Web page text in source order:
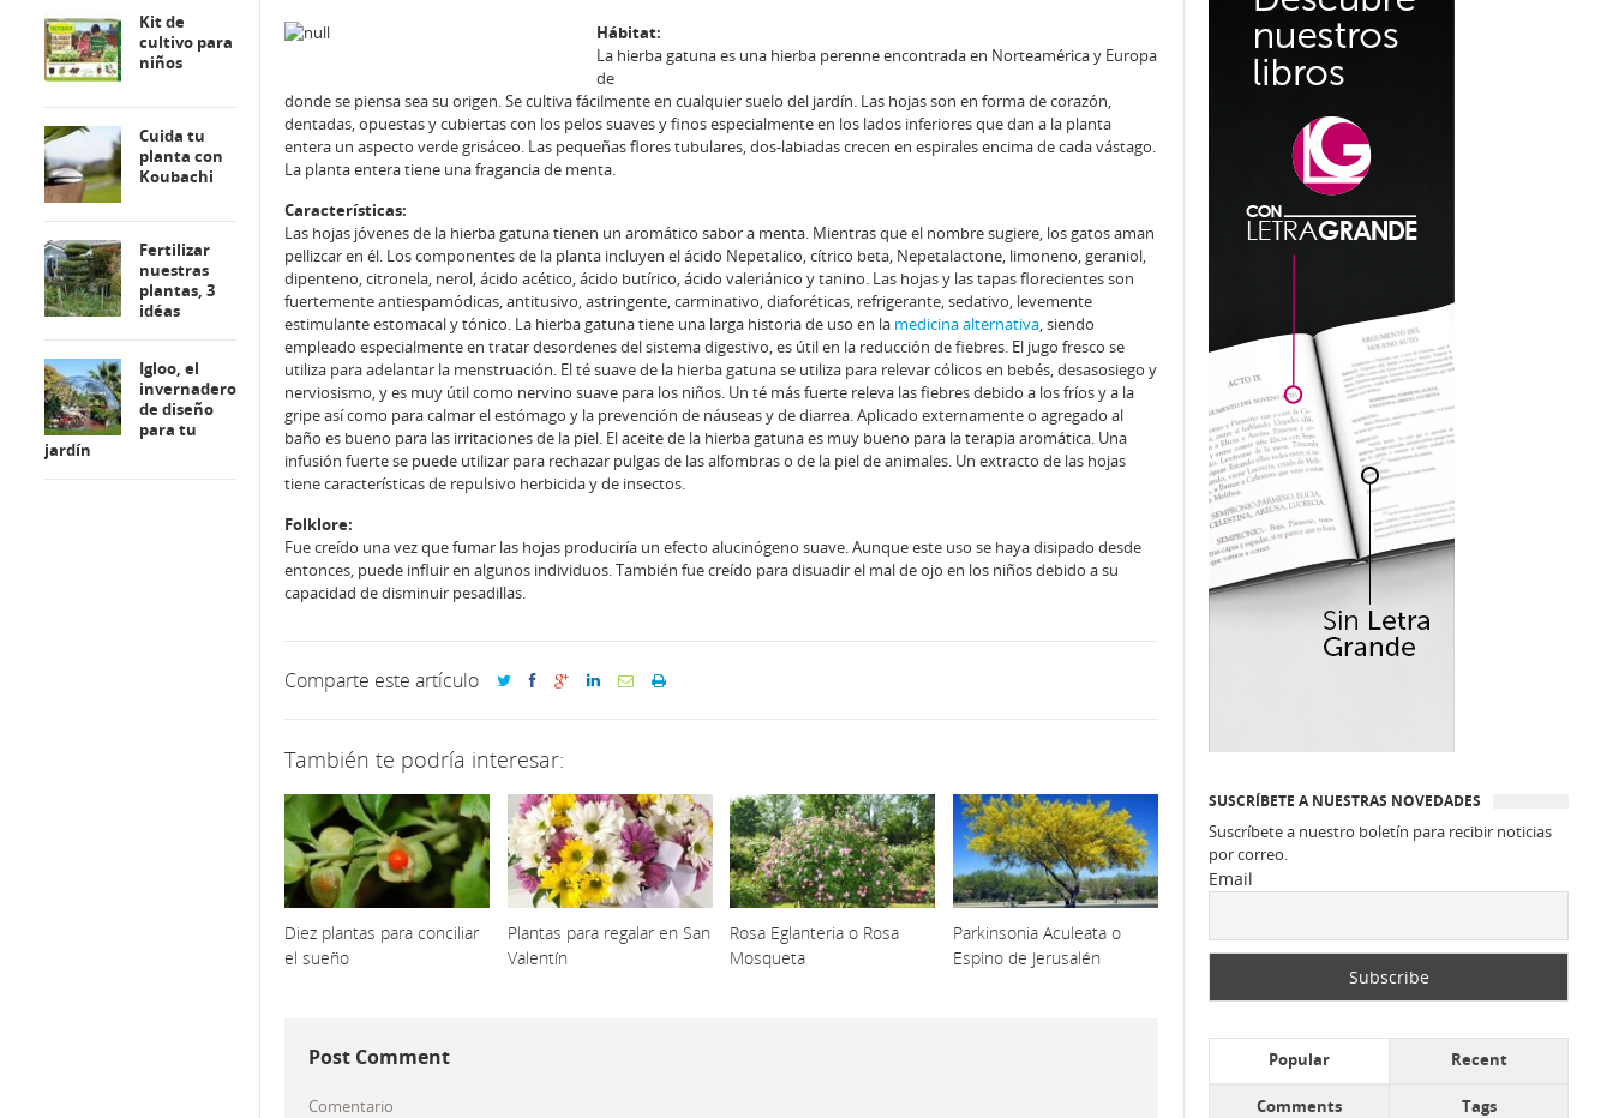
Hábitat:
La hierba gatuna es una hierba perenne encontrada en Norteamérica y Europa
de
donde se piensa sea su origen. Se cultiva fácilmente en cualquier suelo del jardín. Las hojas son en forma de corazón,
dentadas, opuestas y cubiertas con los pelos suaves y finos especialmente en los lados inferiores que dan a la planta
entera un aspecto verde grisáceo. Las pequeñas flores tubulares, dos-labiadas crecen en espirales encima de cada vástago.
La planta entera tiene una fragancia de menta.
Características:
Las hojas jóvenes de la hierba gatuna tienen un aromático sabor a menta. Mientras que el nombre sugiere, los gatos aman
pellizcar en él. Los componentes de la planta incluyen el ácido Nepetalico, cítrico beta, Nepetalactone, limoneno, geraniol,
dipenteno, citronela, nerol, ácido acético, ácido butírico, ácido valeriánico y tanino. Las hojas y las tapas florecientes son
fuertemente antiespamódicas, antitusivo, astringente, carminativo, diaforéticas, refrigerante, sedativo, levemente
estimulante estomacal y tónico. La hierba gatuna tiene una larga historia de uso en la medicina alternativa, siendo
empleado especialmente en tratar desordenes del sistema digestivo, es útil en la reducción de fiebres. El jugo fresco se
utiliza para adelantar la menstruación. El té suave de la hierba gatuna se utiliza para relevar cólicos en bebés, desasosiego y
nerviosismo, y es muy útil como nervino suave para los niños. Un té más fuerte releva las fiebres debido a los fríos y a la
gripe así como para calmar el estómago y la prevención de náuseas y de diarrea. Aplicado externamente o agregado al
baño es bueno para las irritaciones de la piel. El aceite de la hierba gatuna es muy bueno para la terapia aromática. Una
infusión fuerte se puede utilizar para rechazar pulgas de las alfombras o de la piel de animales. Un extracto de las hojas
tiene características de repulsivo herbicida y de insectos.
Folklore:
Fue creído una vez que fumar las hojas produciría un efecto alucinógeno suave. Aunque este uso se haya disipado desde
entonces, puede influir en algunos individuos. También fue creído para disuadir el mal de ojo en los niños debido a su
capacidad de disminuir pesadillas.
Comparte este artículo
También te podría interesar:
Diez plantas para conciliar
el sueño
Plantas para regalar en San
Valentín
Rosa Eglanteria o Rosa
Mosqueta
Parkinsonia Aculeata o
Espino de Jerusalén
Post Comment
Comentario
Kit de
cultivo para
niños
Cuida tu
planta con
Koubachi
Fertilizar
nuestras
plantas, 3
idéas
Igloo, el
invernadero
de diseño
para tu
jardín
SUSCRÍBETE A NUESTRAS NOVEDADES
Suscríbete a nuestro boletín para recibir noticias
por correo.
Email
Popular Recent
Comments Tags